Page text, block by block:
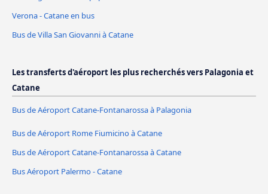
Verona - Catane en bus
Bus de Villa San Giovanni à Catane
Les transferts d'aéroport les plus recherchés vers Palagonia et
Catane
Bus de Aéroport Catane-Fontanarossa à Palagonia
Bus de Aéroport Rome Fiumicino à Catane
Bus de Aéroport Catane-Fontanarossa à Catane
Bus Aéroport Palermo - Catane